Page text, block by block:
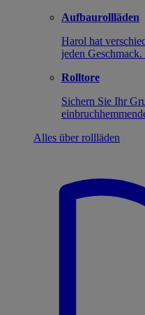
Aufbaurollläden
Harol hat
jeden
Rolltore
Sichern Sie Ihr
Alles über rollläden